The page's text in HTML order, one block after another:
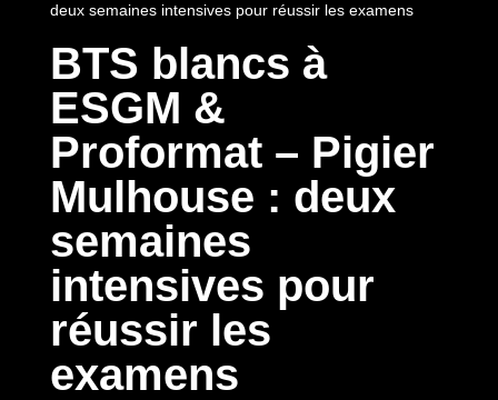
deux semaines intensives pour réussir les examens
BTS blancs à
ESGM &
Proformat – Pigier
Mulhouse : deux
semaines
intensives pour
réussir les
examens